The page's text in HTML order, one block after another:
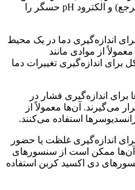
الکترود ارجاعی (معمولاً الکترود مرجع) و الکترود pH حسگر را
برای اندازه‌گیری دما در یک محیط
از موادی مانند
برای اندازه‌گیری تغییرات دما
برای اندازه‌گیری فشار در
می‌گیرند. آن‌ها معمولاً از
استفاده می‌کنند.
برای اندازه‌گیری غلظت یا حضور
آن‌ها ممکن است از سنسورهای
دی اکسید کربن استفاده